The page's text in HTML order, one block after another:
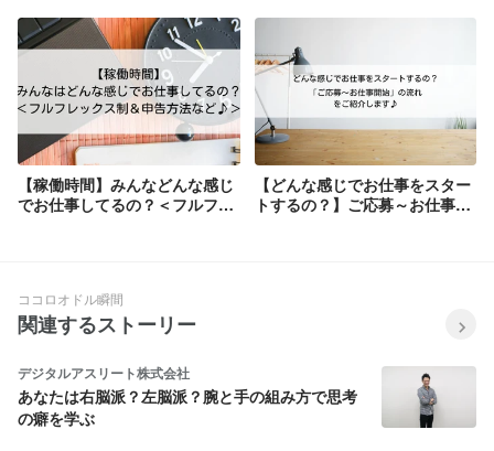
【稼働時間】みんなどんな感じ
でお仕事してるの？＜フルフレ
【どんな感じでお仕事をスター
トするの？】ご応募～お仕事開
ココロオドル瞬間
関連するストーリー
デジタルアスリート株式会社
あなたは右脳派？左脳派？腕と手の組み方で思考
の癖を学ぶ